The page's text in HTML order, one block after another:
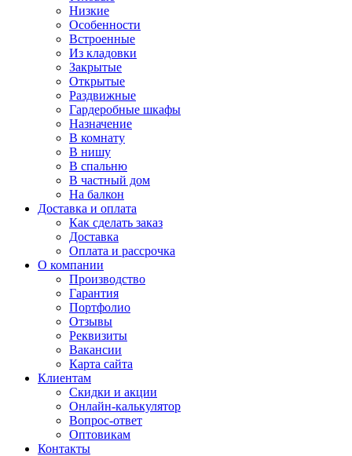
Низкие
Особенности
Встроенные
Из кладовки
Закрытые
Открытые
Раздвижные
Гардеробные шкафы
Назначение
В комнату
В нишу
В спальню
В частный дом
На балкон
Доставка и оплата
Как сделать заказ
Доставка
Оплата и рассрочка
О компании
Производство
Гарантия
Портфолио
Отзывы
Реквизиты
Вакансии
Карта сайта
Клиентам
Скидки и акции
Онлайн-калькулятор
Вопрос-ответ
Оптовикам
Контакты